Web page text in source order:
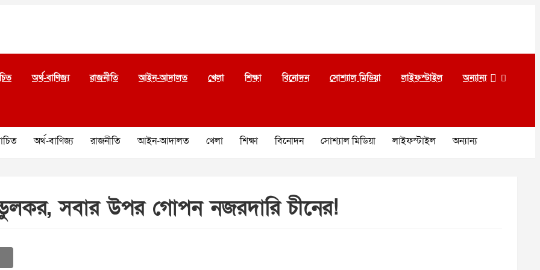
অর্থ-বাণিজ্য রাজনীতি আইন-আদালত খেলা শিক্ষা বিনোদন সোশ্যাল মিডিয়া লাইফস্টাইল অন্যান্য
অর্থ-বাণিজ্য রাজনীতি আইন-আদালত খেলা শিক্ষা বিনোদন সোশ্যাল মিডিয়া লাইফস্টাইল অন্যান্য
সবার উপর গোপন নজরদারি চীনের!